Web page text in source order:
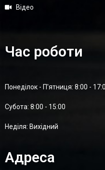
Відео
Час роботи
Понеділок - П'ятниця: 8:00 -
Суботa: 8:00 - 15:00
Неділя: Вихідний
Адреса